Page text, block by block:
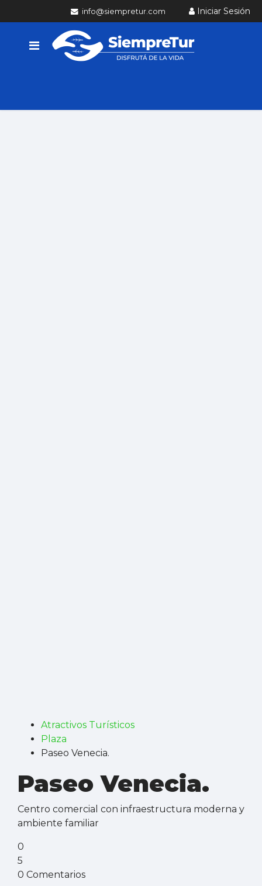
Iniciar Sesión
info@siempretur.com
Atractivos Turísticos
Plaza
Paseo Venecia.
Paseo Venecia.
Centro comercial con infraestructura moderna y
ambiente familiar
0
5
0 Comentarios